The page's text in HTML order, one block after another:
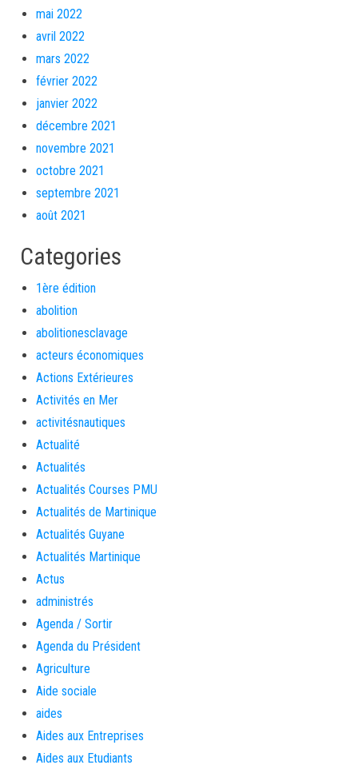
mai 2022
avril 2022
mars 2022
février 2022
janvier 2022
décembre 2021
novembre 2021
octobre 2021
septembre 2021
août 2021
Categories
1ère édition
abolition
abolitionesclavage
acteurs économiques
Actions Extérieures
Activités en Mer
activitésnautiques
Actualité
Actualités
Actualités Courses PMU
Actualités de Martinique
Actualités Guyane
Actualités Martinique
Actus
administrés
Agenda / Sortir
Agenda du Président
Agriculture
Aide sociale
aides
Aides aux Entreprises
Aides aux Etudiants